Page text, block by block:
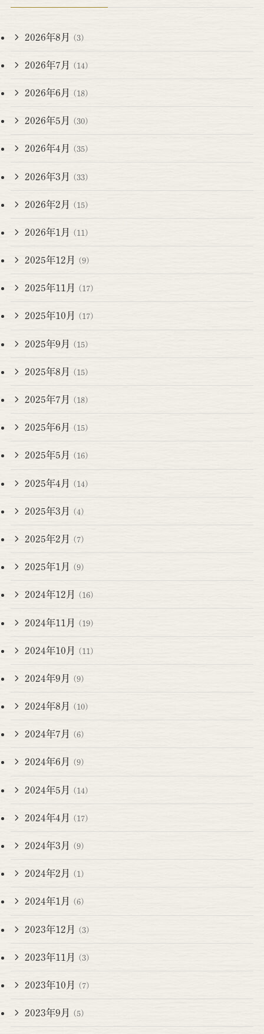
2026年8月 (3)
2026年7月 (14)
2026年6月 (18)
2026年5月 (30)
2026年4月 (35)
2026年3月 (33)
2026年2月 (15)
2026年1月 (11)
2025年12月 (9)
2025年11月 (17)
2025年10月 (17)
2025年9月 (15)
2025年8月 (15)
2025年7月 (18)
2025年6月 (15)
2025年5月 (16)
2025年4月 (14)
2025年3月 (4)
2025年2月 (7)
2025年1月 (9)
2024年12月 (16)
2024年11月 (19)
2024年10月 (11)
2024年9月 (9)
2024年8月 (10)
2024年7月 (6)
2024年6月 (9)
2024年5月 (14)
2024年4月 (17)
2024年3月 (9)
2024年2月 (1)
2024年1月 (6)
2023年12月 (3)
2023年11月 (3)
2023年10月 (7)
2023年9月 (5)